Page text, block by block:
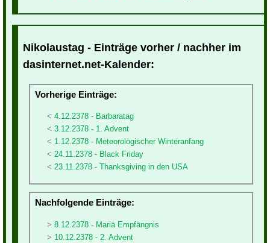
Nikolaustag - Einträge vorher / nachher im
dasinternet.net-Kalender:
Vorherige Einträge:
4.12.2378 - Barbaratag
3.12.2378 - 1. Advent
1.12.2378 - Meteorologischer Winteranfang
24.11.2378 - Black Friday
23.11.2378 - Thanksgiving in den USA
Nachfolgende Einträge:
8.12.2378 - Mariä Empfängnis
10.12.2378 - 2. Advent